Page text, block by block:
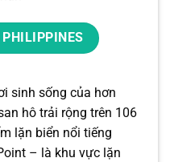
sinh sống của hơn
hô trải rộng trên 106
lặn biển nổi tiếng
– là khu vực lặn